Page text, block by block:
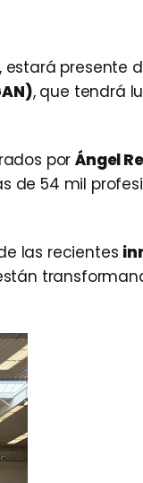
estará presente
, que tendrá
porÁngel
de 54 mil
las recientes